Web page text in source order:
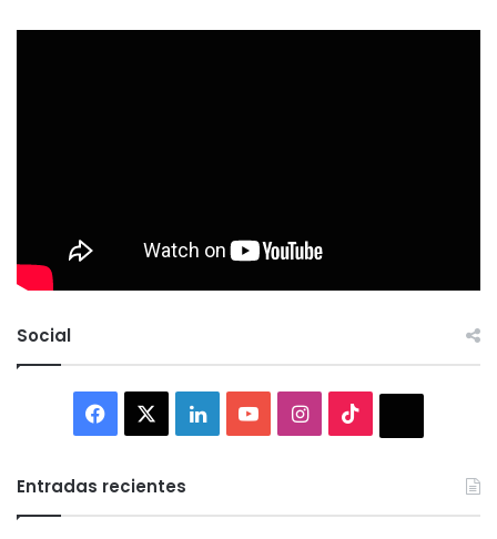
Social
Facebook LinkedInYouTubeInstagram
Entradas recientes